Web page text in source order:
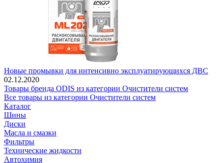
Новые промывки для интенсивно эксплуатирующихся ДВС
02.12.2020
Товары бренда ODIS из категории Очистители систем
Все товары из категории Очистители систем
Каталог
Шины
Диски
Масла и смазки
Фильтры
Технические жидкости
Автохимия